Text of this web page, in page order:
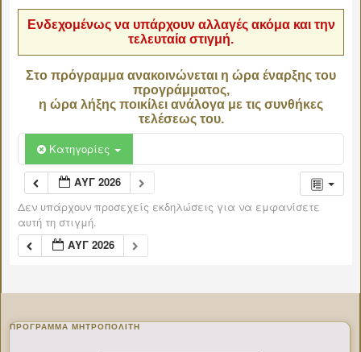
Ενδεχομένως να υπάρχουν αλλαγές ακόμα και την
τελευταία στιγμή.
Στο πρόγραμμα ανακοινώνεται η ώρα έναρξης του
προγράμματος,
η ώρα λήξης ποικίλει ανάλογα με τις συνθήκες
τελέσεως του.
Κατηγορίες
ΑΥΓ 2026
Δεν υπάρχουν προσεχείς εκδηλώσεις για να εμφανίσετε
αυτή τη στιγμή.
ΑΥΓ 2026
ΠΡΌΓΡΑΜΜΑ ΜΗΤΡΟΠΟΛΊΤΗ